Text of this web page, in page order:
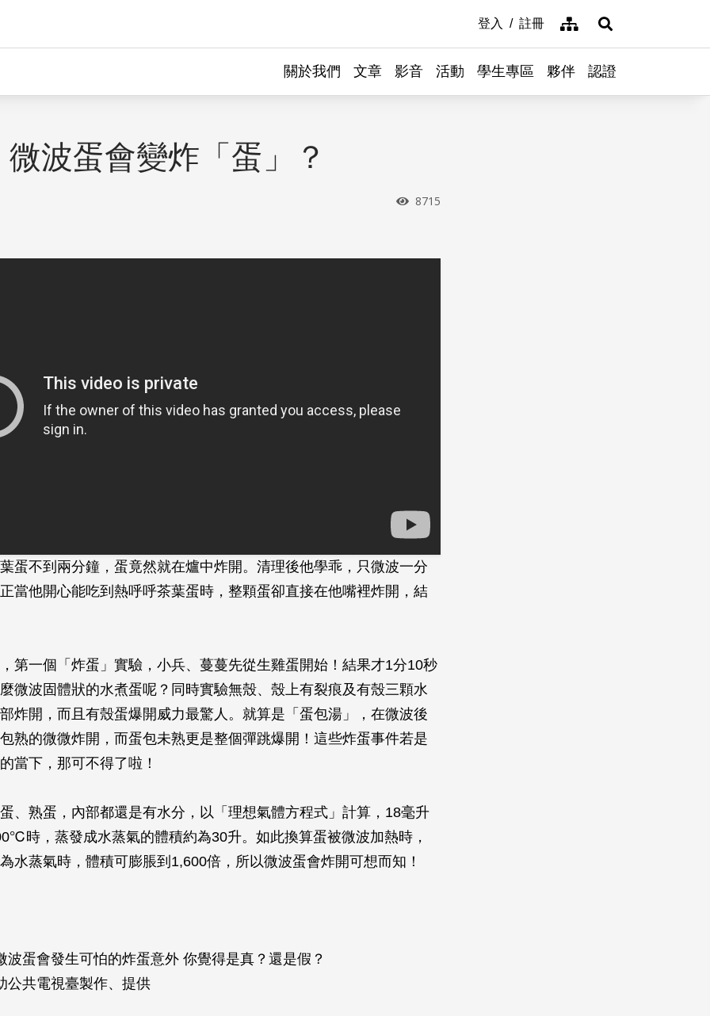
登入 註冊 網站導覽展開搜尋
關於我們 文章 影音 活動 學生專區 夥伴 認證
波蛋會變炸「蛋」？
瀏覽次數
8715
蛋不到兩分鐘，蛋竟然就在爐中炸開。清理後他學乖，只微波一分
當他開心能吃到熱呼呼茶葉蛋時，整顆蛋卻直接在他嘴裡炸開，結
第一個「炸蛋」實驗，小兵、蔓蔓先從生雞蛋開始！結果才1分10秒
微波固體狀的水煮蛋呢？同時實驗無殼、殼上有裂痕及有殼三顆水
炸開，而且有殼蛋爆開威力最驚人。就算是「蛋包湯」，在微波後
熟的微微炸開，而蛋包未熟更是整個彈跳爆開！這些炸蛋事件若是
當下，那可不得了啦！
、熟蛋，內部都還是有水分，以「理想氣體方程式」計算，18毫升
時，蒸發成水蒸氣的體積約為30升。如此換算蛋被微波加熱時，
水蒸氣時，體積可膨脹到1,600倍，所以微波蛋會炸開可想而知！
波蛋會發生可怕的炸蛋意外 你覺得是真？還是假？
公共電視臺製作、提供